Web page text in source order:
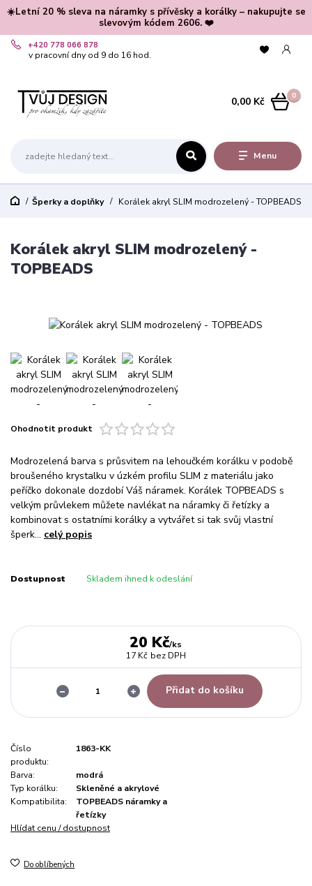
☀️Letní 20 % sleva na náramky s přívěsky a korálky – nakupujte se
slevovým kódem 2606. ❤️
Menu
+420 778 066 878
v pracovní dny od 9 do 16 hod.
0
0,00 Kč
Šperky a doplňky Korálek akryl SLIM modrozelený - TOPBEADS
Korálek akryl SLIM modrozelený -
TOPBEADS
Ohodnotit produkt
Modrozelená barva s průsvitem na lehoučkém korálku v podobě
broušeného krystalku v úzkém profilu SLIM z materiálu jako
peříčko dokonale dozdobí Váš náramek. Korálek TOPBEADS s
velkým průvlekem můžete navlékat na náramky či řetízky a
kombinovat s ostatními korálky a vytvářet si tak svůj vlastní
šperk... celý popis
Dostupnost Skladem ihned k odeslání
20 Kč/ks
17 Kč bez DPH
Přidat do košíku
Číslo
produktu:
1863-KK
Barva:
modrá
Typ korálku:
Skleněné a akrylové
Kompatibilita:
TOPBEADS náramky a
řetízky
Hlídat cenu / dostupnost
Do oblíbených